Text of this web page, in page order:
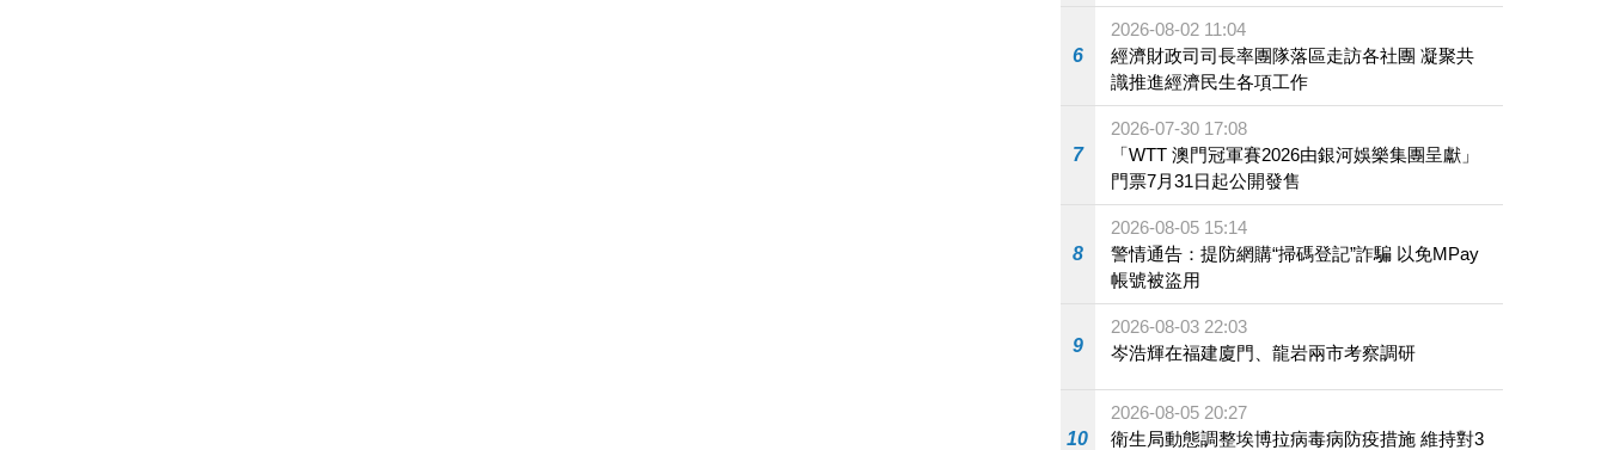
6
2026-08-02 11:04
經濟財政司司長率團隊落區走訪各社團 凝聚共
識推進經濟民生各項工作
7
2026-07-30 17:08
「WTT 澳門冠軍賽2026由銀河娛樂集團呈獻」
門票7月31日起公開發售
8
2026-08-05 15:14
警情通告：提防網購“掃碼登記”詐騙 以免MPay
帳號被盜用
9
2026-08-03 22:03
岑浩輝在福建廈門、龍岩兩市考察調研
10
2026-08-05 20:27
衛生局動態調整埃博拉病毒病防疫措施 維持對3